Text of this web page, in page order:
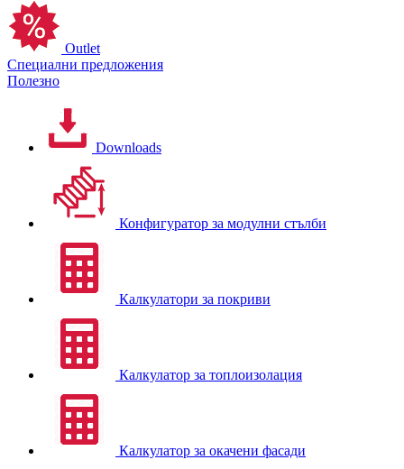
Outlet
Специални предложения
Полезно
Downloads
Конфигуратор за модулни стълби
Калкулатори за покриви
Калкулатор за топлоизолация
Калкулатор за окачени фасади